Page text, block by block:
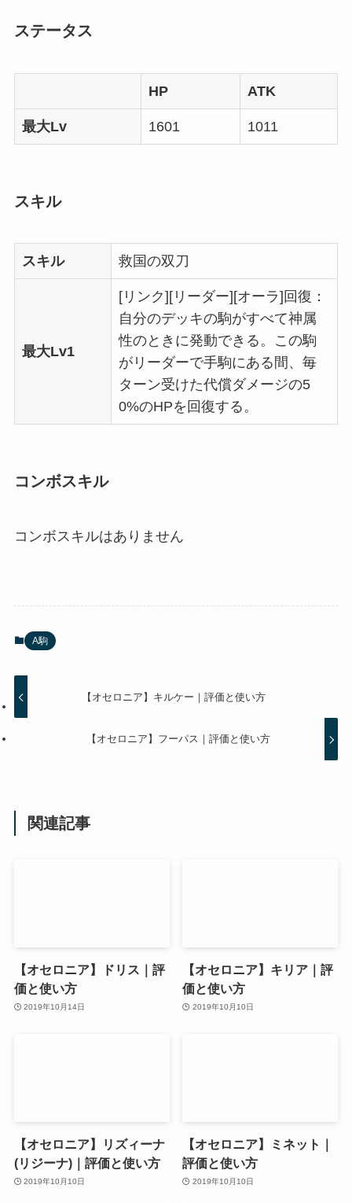
ステータス
HP ATK
最大Lv 1601 1011
スキル
スキル 救国の双刀
最大Lv1
[リンク][リーダー][オーラ]回復：
自分のデッキの駒がすべて神属
性のときに発動できる。この駒
がリーダーで手駒にある間、毎
ターン受けた代償ダメージの5
0%のHPを回復する。
コンボスキル
コンボスキルはありません
A駒
【オセロニア】キルケー｜評価と使い方
【オセロニア】フーパス｜評価と使い方
関連記事
【オセロニア】ドリス｜評
価と使い方
2019年10月14日
【オセロニア】キリア｜評
価と使い方
2019年10月10日
【オセロニア】リズィーナ
(リジーナ)｜評価と使い方
2019年10月10日
【オセロニア】ミネット｜
評価と使い方
2019年10月10日